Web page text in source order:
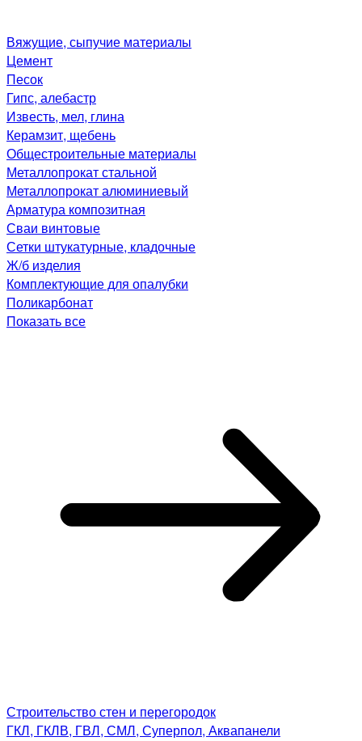
Вяжущие, сыпучие материалы
Цемент
Песок
Гипс, алебастр
Известь, мел, глина
Керамзит, щебень
Общестроительные материалы
Металлопрокат стальной
Металлопрокат алюминиевый
Арматура композитная
Сваи винтовые
Сетки штукатурные, кладочные
Ж/б изделия
Комплектующие для опалубки
Поликарбонат
Показать все
Строительство стен и перегородок
ГКЛ, ГКЛВ, ГВЛ, СМЛ, Суперпол, Аквапанели